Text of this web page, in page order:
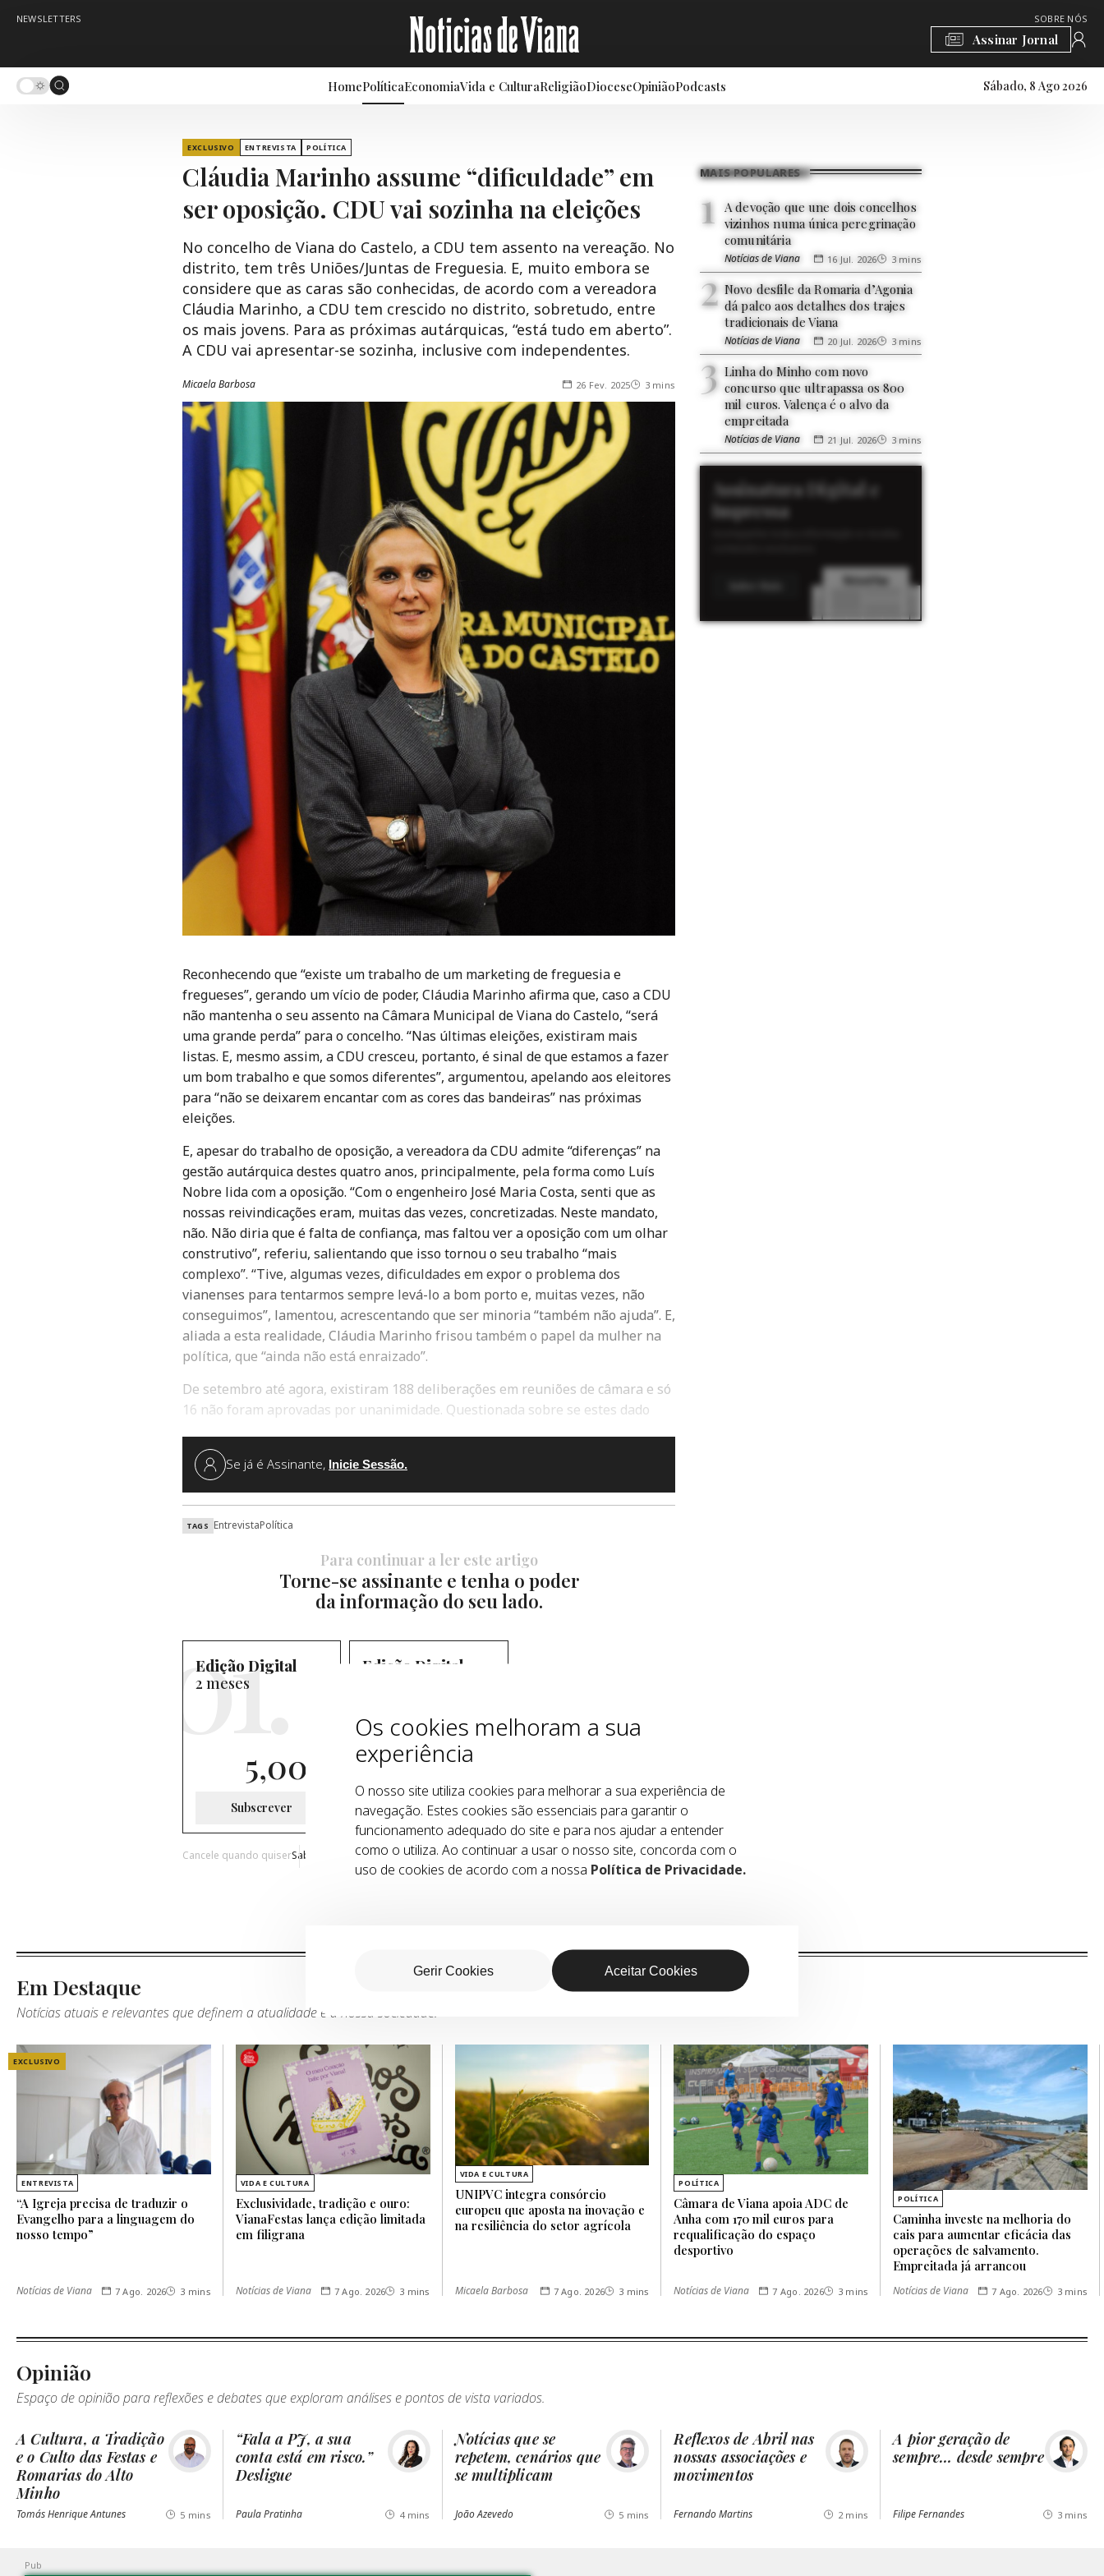
NEWSLETTERS SOBRE NÓS
Assinar Jornal
HomePolíticaEconomiaVida e CulturaReligiãoDioceseOpiniãoPodcasts Sábado, 8 Ago 2026
EXCLUSIVO ENTREVISTA POLÍTICA
Cláudia Marinho assume “dificuldade” em
ser oposição. CDU vai sozinha na eleições
No concelho de Viana do Castelo, a CDU tem assento na vereação. No
distrito, tem três Uniões/Juntas de Freguesia. E, muito embora se
considere que as caras são conhecidas, de acordo com a vereadora
Cláudia Marinho, a CDU tem crescido no distrito, sobretudo, entre
os mais jovens. Para as próximas autárquicas, “está tudo em aberto”.
A CDU vai apresentar-se sozinha, inclusive com independentes.
Micaela Barbosa 26 Fev. 2025 3 mins
Reconhecendo que “existe um trabalho de um marketing de freguesia e
fregueses”, gerando um vício de poder, Cláudia Marinho afirma que, caso a CDU
não mantenha o seu assento na Câmara Municipal de Viana do Castelo, “será
uma grande perda” para o concelho. “Nas últimas eleições, existiram mais
listas. E, mesmo assim, a CDU cresceu, portanto, é sinal de que estamos a fazer
um bom trabalho e que somos diferentes”, argumentou, apelando aos eleitores
para “não se deixarem encantar com as cores das bandeiras” nas próximas
eleições.
E, apesar do trabalho de oposição, a vereadora da CDU admite “diferenças” na
gestão autárquica destes quatro anos, principalmente, pela forma como Luís
Nobre lida com a oposição. “Com o engenheiro José Maria Costa, senti que as
nossas reivindicações eram, muitas das vezes, concretizadas. Neste mandato,
não. Não diria que é falta de confiança, mas faltou ver a oposição com um olhar
construtivo”, referiu, salientando que isso tornou o seu trabalho “mais
complexo”. “Tive, algumas vezes, dificuldades em expor o problema dos
vianenses para tentarmos sempre levá-lo a bom porto e, muitas vezes, não
conseguimos”, lamentou, acrescentando que ser minoria “também não ajuda”. E,
aliada a esta realidade, Cláudia Marinho frisou também o papel da mulher na
política, que “ainda não está enraizado”.
De setembro até agora, existiram 188 deliberações em reuniões de câmara e só
16 não foram aprovadas por unanimidade. Questionada sobre se estes dado
Se já é Assinante, Inicie Sessão.
TAGS EntrevistaPolítica
Para continuar a ler este artigo
Torne-se assinante e tenha o poder
da informação do seu lado.
Edição Digital
2 meses
5,00
Subscrever
Edição Digital
25,00
Subscrever
Cancele quando quiserSaber Mais
MAIS POPULARES
A devoção que une dois concelhos
vizinhos numa única peregrinação
comunitária
Notícias de Viana 16 Jul. 2026 3 mins
Novo desfile da Romaria d’Agonia
dá palco aos detalhes dos trajes
tradicionais de Viana
Notícias de Viana 20 Jul. 2026 3 mins
Linha do Minho com novo
concurso que ultrapassa os 800
mil euros. Valença é o alvo da
empreitada
Notícias de Viana 21 Jul. 2026 3 mins
Assinatura Digital e
Impressa
Em Destaque
Notícias atuais e relevantes que definem a atualidade e a nossa sociedade.
EXCLUSIVO
ENTREVISTA
“A Igreja precisa de traduzir o
Evangelho para a linguagem do
nosso tempo”
Notícias de Viana 7 Ago. 2026 3 mins
VIDA E CULTURA
Exclusividade, tradição e ouro:
VianaFestas lança edição limitada
em filigrana
Notícias de Viana 7 Ago. 2026 3 mins
VIDA E CULTURA
UNIPVC integra consórcio
europeu que aposta na inovação e
na resiliência do setor agrícola
Micaela Barbosa 7 Ago. 2026 3 mins
POLÍTICA
Câmara de Viana apoia ADC de
Anha com 170 mil euros para
requalificação do espaço
desportivo
Notícias de Viana 7 Ago. 2026 3 mins
POLÍTICA
Caminha investe na melhoria do
cais para aumentar eficácia das
operações de salvamento.
Empreitada já arrancou
Notícias de Viana 7 Ago. 2026 3 mins
Opinião
Espaço de opinião para reflexões e debates que exploram análises e pontos de vista variados.
A Cultura, a Tradição
e o Culto das Festas e
Romarias do Alto
Minho
Tomás Henrique Antunes 5 mins
“Fala a PJ, a sua
conta está em risco.”
Desligue
Paula Pratinha 4 mins
Notícias que se
repetem, cenários que
se multiplicam
João Azevedo 5 mins
Reflexos de Abril nas
nossas associações e
movimentos
Fernando Martins 2 mins
A pior geração de
sempre… desde sempre
Filipe Fernandes 3 mins
Os cookies melhoram a sua
experiência
O nosso site utiliza cookies para melhorar a sua experiência de
navegação. Estes cookies são essenciais para garantir o
funcionamento adequado do site e para nos ajudar a entender
como o utiliza. Ao continuar a usar o nosso site, concorda com o
uso de cookies de acordo com a nossa Política de Privacidade.
Gerir Cookies Aceitar Cookies